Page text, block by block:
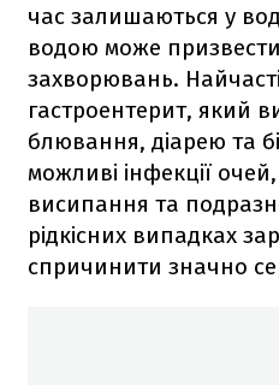
час залишаються у
водою може
захворювань.
гастроентерит, який
блювання, діарею та
можливі інфекції
висипання та
рідкісних випадках
спричинити значно